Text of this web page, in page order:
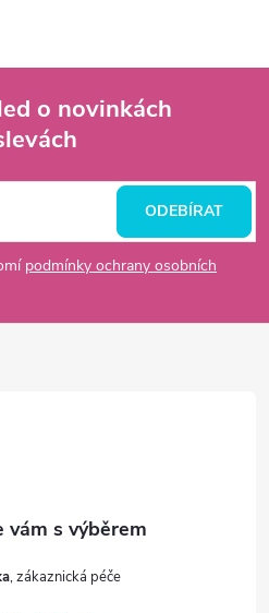
o novinkách
podmínky ochrany osobních
ODEBÍRAT